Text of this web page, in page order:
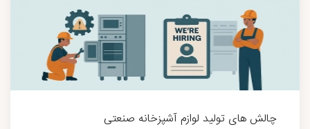
چالش های تولید لوازم آشپزخانه صنعتی